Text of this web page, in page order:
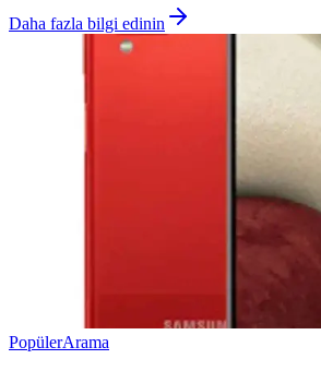
Daha fazla bilgi edinin
PopülerArama